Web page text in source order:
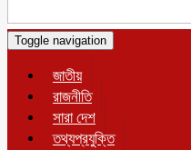
Toggle navigation
জাতীয়
রাজনীতি
সারা দেশ
তথ্যপ্রযুক্তি